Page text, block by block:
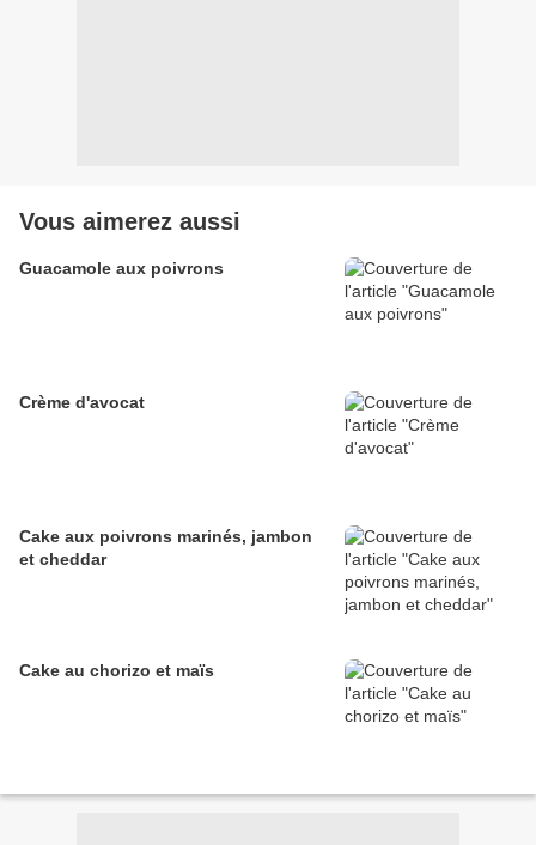
Vous aimerez aussi
Guacamole aux poivrons
Crème d'avocat
Cake aux poivrons marinés, jambon
et cheddar
Cake au chorizo et maïs